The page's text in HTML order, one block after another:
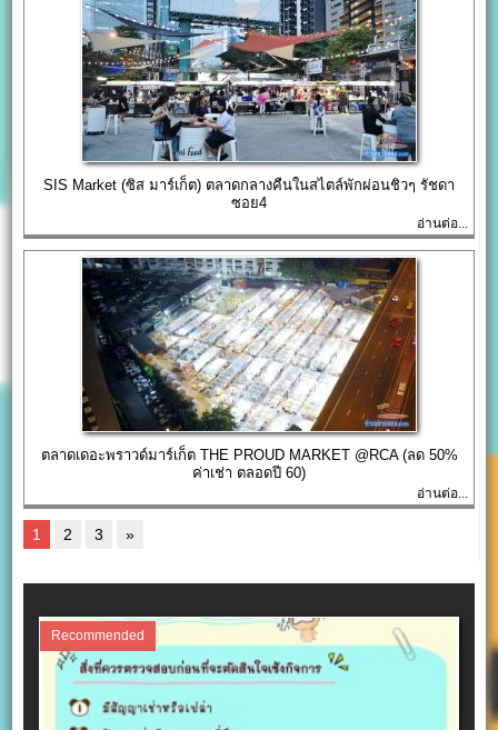
SIS Market (ซิส มาร์เก็ต) ตลาดกลางคืนในสไตล์พักผ่อนชิวๆ รัชดา
ซอย4
อ่านต่อ...
ตลาดเดอะพราวด์มาร์เก็ต THE PROUD MARKET @RCA (ลด 50%
ค่าเช่า ตลอดปี 60)
อ่านต่อ...
1 2 3 »
Recommended